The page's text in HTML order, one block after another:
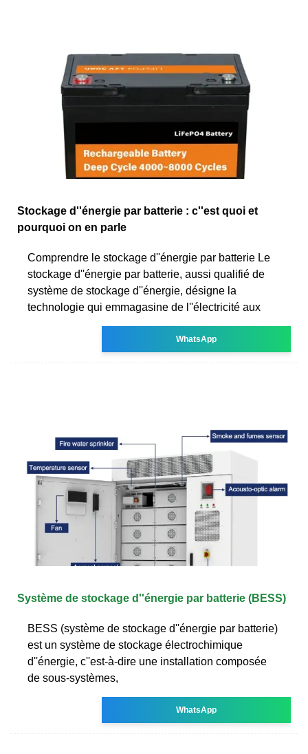
Stockage d''énergie par batterie : c''est quoi et
pourquoi on en parle
Comprendre le stockage d''énergie par batterie Le
stockage d''énergie par batterie, aussi qualifié de
système de stockage d''énergie, désigne la
technologie qui emmagasine de l''électricité aux
WhatsApp
Système de stockage d''énergie par batterie (BESS)
BESS (système de stockage d''énergie par batterie)
est un système de stockage électrochimique
d''énergie, c''est-à-dire une installation composée
de sous-systèmes,
WhatsApp